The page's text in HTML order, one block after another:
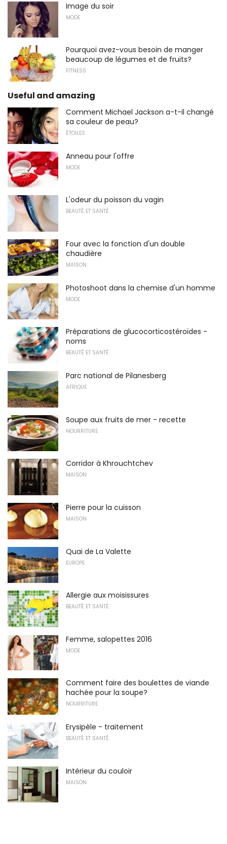
Image du soir
MODE
Pourquoi avez-vous besoin de manger
beaucoup de légumes et de fruits?
FITNESS
Useful and amazing
Comment Michael Jackson a-t-il changé
sa couleur de peau?
ÉTOILES
Anneau pour l'offre
MODE
L'odeur du poisson du vagin
BEAUTÉ ET SANTÉ
Four avec la fonction d'un double
chaudière
MAISON
Photoshoot dans la chemise d'un homme
MODE
Préparations de glucocorticostéroïdes -
noms
BEAUTÉ ET SANTÉ
Parc national de Pilanesberg
AFRIQUE
Soupe aux fruits de mer - recette
NOURRITURE
Corridor à Khrouchtchev
MAISON
Pierre pour la cuisson
MAISON
Quai de La Valette
EUROPE
Allergie aux moisissures
BEAUTÉ ET SANTÉ
Femme, salopettes 2016
MODE
Comment faire des boulettes de viande
hachée pour la soupe?
NOURRITURE
Erysipèle - traitement
BEAUTÉ ET SANTÉ
Intérieur du couloir
MAISON